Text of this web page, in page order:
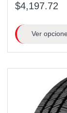
$4,197.72
Ver